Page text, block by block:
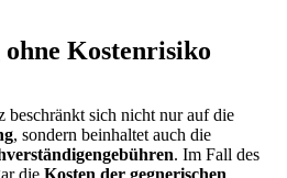
Kostenrisiko
beschränkt sich nicht nur auf die
, sondern beinhaltet auch die
. Im Fall des
die Kosten der gegnerischen